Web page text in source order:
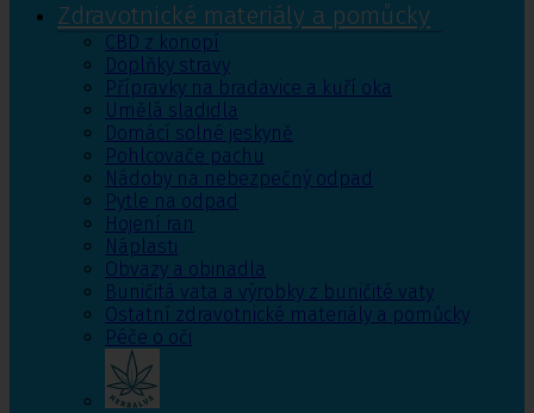
Zdravotnické materiály a pomůcky
CBD z konopí
Doplňky stravy
Přípravky na bradavice a kuří oka
Umělá sladidla
Domácí solné jeskyně
Pohlcovače pachu
Nádoby na nebezpečný odpad
Pytle na odpad
Hojení ran
Náplasti
Obvazy a obinadla
Buničitá vata a výrobky z buničité vaty
Ostatní zdravotnické materiály a pomůcky
Péče o oči